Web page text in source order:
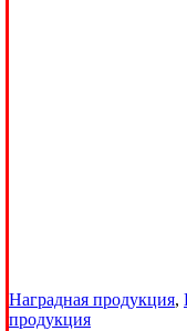
Наградная продукция,
продукция